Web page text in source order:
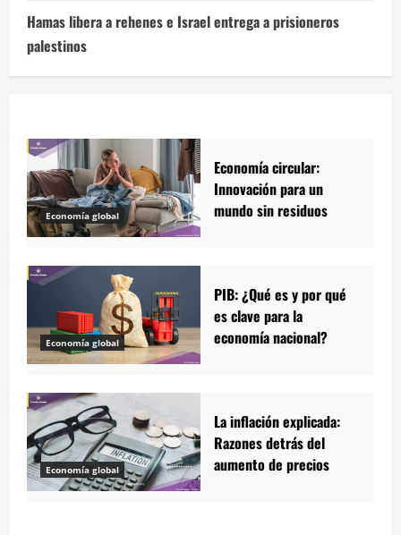
Hamas libera a rehenes e Israel entrega a prisioneros
palestinos
Economía global
Economía circular:
Innovación para un
mundo sin residuos
Economía global
PIB: ¿Qué es y por qué
es clave para la
economía nacional?
Economía global
La inflación explicada:
Razones detrás del
aumento de precios